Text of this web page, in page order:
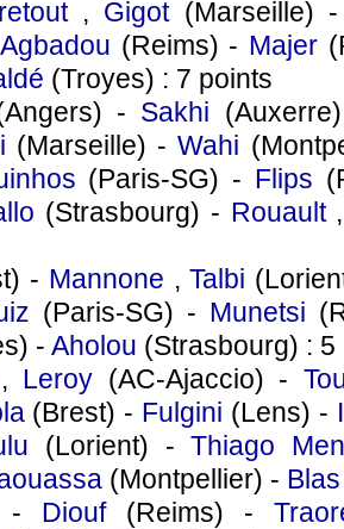
, Gigot(Marseille)
Agbadou (Reims) - Majer
(Troyes) : 7 points
- Sakhi
(Marseille) -Wahi
(Paris-SG) - Flips
(Strasbourg) - Rouault
- Mannone ,Talbi
(Paris-SG) - Munetsi
- Aholou (Strasbourg) : 5
, Leroy (AC-Ajaccio) -
(Brest) - Fulgini (Lens) -
(Lorient) -Thiago
(Montpellier) - Blas
- Diouf(Reims) -